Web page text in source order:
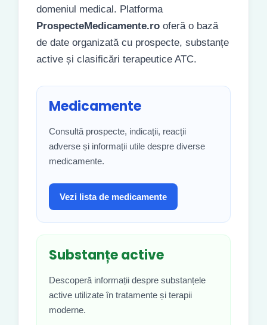
domeniul medical. Platforma
ProspecteMedicamente.ro oferă o bază
de date organizată cu prospecte, substanțe
active și clasificări terapeutice ATC.
Medicamente
Consultă prospecte, indicații, reacții
adverse și informații utile despre diverse
medicamente.
Vezi lista de medicamente
Substanțe active
Descoperă informații despre substanțele
active utilizate în tratamente și terapii
moderne.